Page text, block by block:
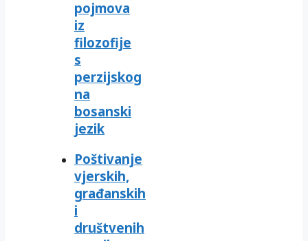
pojmova
iz
filozofije
s
perzijskog
na
bosanski
jezik
Poštivanje
vjerskih,
građanskih
i
društvenih